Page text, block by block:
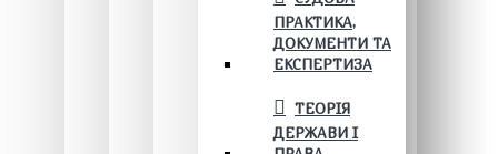
ПРАКТИКА,
ДОКУМЕНТИ ТА
ЕКСПЕРТИЗА
ТЕОРІЯ
ДЕРЖАВИ І